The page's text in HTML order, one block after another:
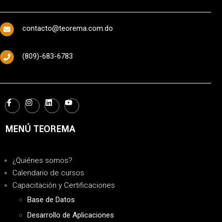
contacto@teorema.com.do
(809)-683-6783
MENÚ TEOREMA
¿Quiénes somos?
Calendario de cursos
Capacitación y Certificaciones
Base de Datos
Desarrollo de Aplicaciones